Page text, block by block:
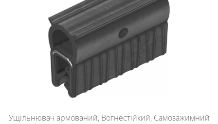
Ущільнювач армований, Вогнестійкий, Самозажимний